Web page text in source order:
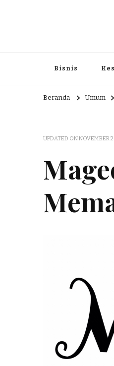
Bisnis
Beranda Umum
UPDATED ONNOVEMBER